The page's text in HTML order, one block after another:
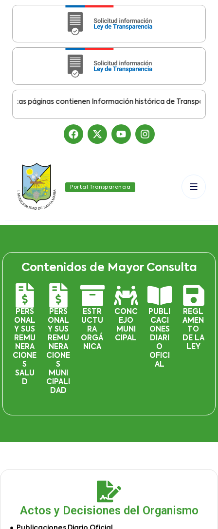
páginas contienen Información histórica de Transparencia
Portal Transparencia
Contenidos de Mayor Consulta
PERS
ONAL
Y SUS
REMU
NERA
CIONE
S
SALU
D
PERS
ONAL
Y SUS
REMU
NERA
CIONE
S
MUNI
CIPALI
DAD
ESTR
UCTU
RA
ORGÁ
NICA
CONC
EJO
MUNI
CIPAL
PUBLI
CACI
ONES
DIARI
O
OFICI
AL
REGL
AMEN
TO
DE LA
LEY
Actos y Decisiones del Organismo